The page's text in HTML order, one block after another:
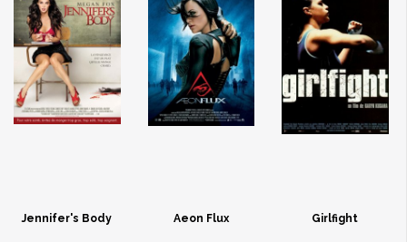
Jennifer's Body Aeon Flux Girlfight